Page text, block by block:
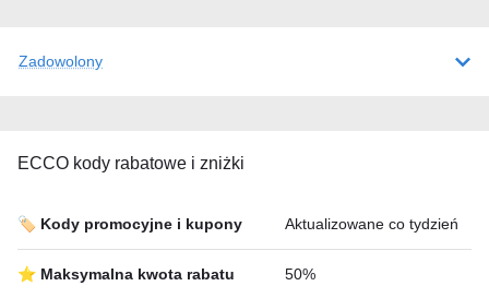
Zadowolony
ECCO kody rabatowe i zniżki
🏷️ Kody promocyjne i kupony Aktualizowane co tydzień
⭐ Maksymalna kwota rabatu 50%